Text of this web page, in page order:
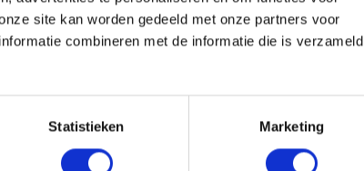
site kan worden gedeeld met onze partners voor
combineren met de informatie die is verzameld
Statistieken Marketing